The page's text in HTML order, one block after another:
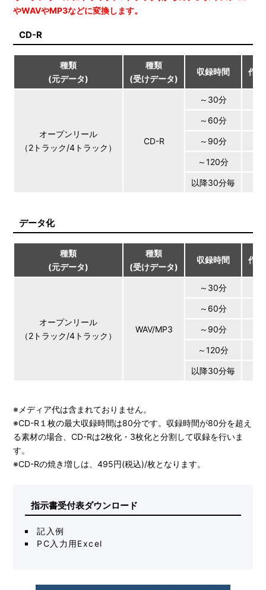
やWAVやMP3などに変換します。
CD-R
種類
(元データ)
種類
(受けデータ)
収録時間 作
オープンリール
（2トラック/4トラック）
CD-R
～30分
～60分
～90分
～120分
以降30分毎
データ化
種類
(元データ)
種類
(受けデータ)
収録時間 作
オープンリール
（2トラック/4トラック）
WAV/MP3
～30分
～60分
～90分
～120分
以降30分毎
※メディア代は含まれておりません。
※CD-R１枚の最大収録時間は80分です。収録時間が80分を超え
る素材の場合、CD-Rは2枚化・3枚化と分割して収録を行いま
す。
※CD-Rの焼き増しは、495円(税込)/枚となります。
指示書受付表ダウンロード
記入例
PC入力用Excel